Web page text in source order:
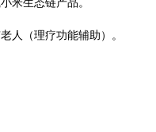
人（理疗功能辅助）。